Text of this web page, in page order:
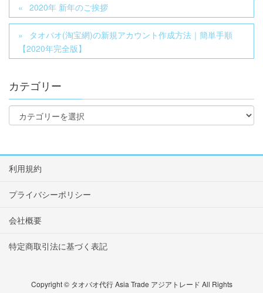
2020年 新年のご挨拶
タオバオ(淘宝網)の新規アカウント作成方法｜簡単手順
【2020年完全版】
カテゴリー
利用規約
プライバシーポリシー
会社概要
特定商取引法に基づく表記
Copyright © タオバオ代行 Asia Trade アジアトレード All Rights